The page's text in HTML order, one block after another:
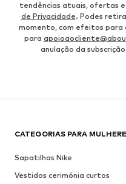
tendências atuais, ofertas e
de Privacidade. Podes
momento, com efeitos para
para
anulação da
CATEGORIAS PARA
Sapatilhas Nike
Vestidos cerimónia curtos